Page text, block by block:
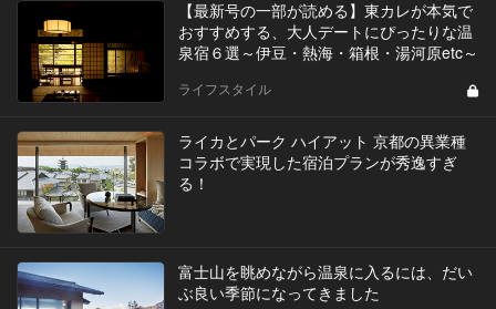
【最新号の一部が読める】東カレが本気で
おすすめする、大人デートにぴったりな温
泉宿６選～伊豆・熱海・箱根・湯河原etc～
ライフスタイル
ライカとパーク ハイアット 京都の異業種
コラボで実現した宿泊プランが秀逸すぎ
る！
富士山を眺めながら温泉に入るには、だい
ぶ良い季節になってきました